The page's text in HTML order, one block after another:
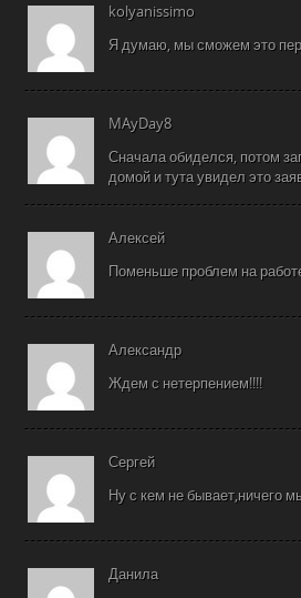
kolyanissimo
Я думаю, мы сможем это
MAyDay8
Сначала обиделся, потом
домой и тута увидел это
Алексей
Поменьше проблем на
Александр
Ждем с нетерпением!!!!
Сергей
Ну с кем не бывает,ничего
Данила